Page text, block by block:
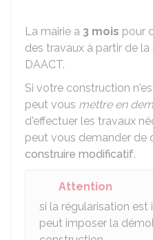
La mairie a 3 mois pour
des travaux à partir de
DAACT.
Si votre construction
peut vous mettre en
d'effectuer les travaux
peut vous demander de
construire modificatif.
Attention
si la régularisation est
peut imposer la